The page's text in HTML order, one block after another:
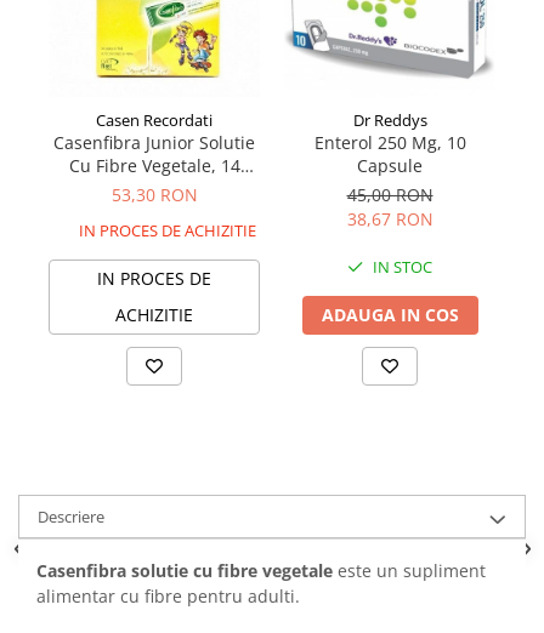
Vitamine si minerale
Casen Recordati
Casenfibra Junior Solutie
Cu Fibre Vegetale, 14
plicuri
53,30 RON
IN PROCES DE ACHIZITIE
IN PROCES DE
ACHIZITIE
Dr Reddys
Enterol 250 Mg, 10
Capsule
45,00 RON
38,67 RON
IN STOC
ADAUGA IN COS
Descriere
Casenfibra solutie cu fibre vegetale este un supliment
alimentar cu fibre pentru adulti.